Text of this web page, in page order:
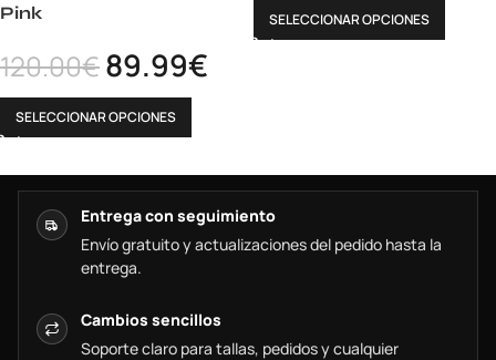
Pink
120.00€89.99€
SELECCIONAR OPCIONES
SELECCIONAR OPCIONES
Entrega con seguimiento
Envío gratuito y actualizaciones del pedido hasta la
entrega.
Cambios sencillos
Soporte claro para tallas, pedidos y cualquier